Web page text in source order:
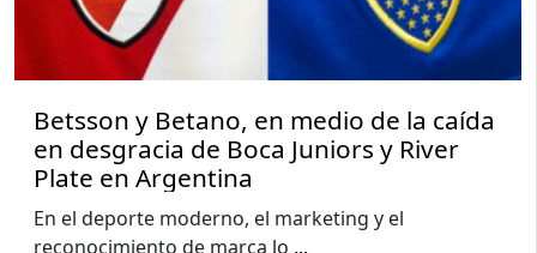
Betsson y Betano, en medio de la caída
en desgracia de Boca Juniors y River
Plate en Argentina
En el deporte moderno, el marketing y el
reconocimiento de marca lo ...